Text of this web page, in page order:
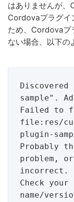
はありませんが、
Cordovaプラグイ
ため、Cordovaプ
ない場合、以下の
sample".
Failed to
file:res/
plugin-
Probably
problem,
incorrect.
Check
name/